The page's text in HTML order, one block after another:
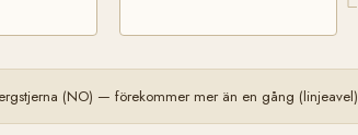
(NO) — förekommer mer än en gång (linjeavel)